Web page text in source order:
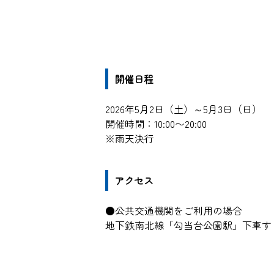
開催日程
2026年5月2日（土）～5月3日（日）
開催時間：10:00〜20:00
※雨天決行
アクセス
●公共交通機関をご利用の場合
地下鉄南北線「勾当台公園駅」下車